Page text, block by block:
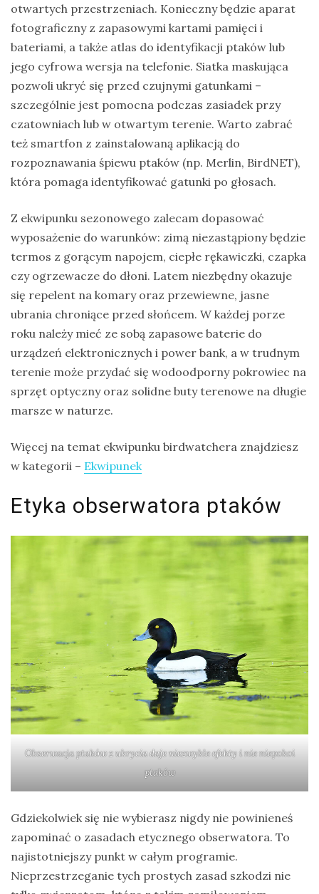
otwartych przestrzeniach. Konieczny będzie aparat
fotograficzny z zapasowymi kartami pamięci i
bateriami, a także atlas do identyfikacji ptaków lub
jego cyfrowa wersja na telefonie. Siatka maskująca
pozwoli ukryć się przed czujnymi gatunkami –
szczególnie jest pomocna podczas zasiadek przy
czatowniach lub w otwartym terenie. Warto zabrać
też smartfon z zainstalowaną aplikacją do
rozpoznawania śpiewu ptaków (np. Merlin, BirdNET),
która pomaga identyfikować gatunki po głosach.
Z ekwipunku sezonowego zalecam dopasować
wyposażenie do warunków: zimą niezastąpiony będzie
termos z gorącym napojem, ciepłe rękawiczki, czapka
czy ogrzewacze do dłoni. Latem niezbędny okazuje
się repelent na komary oraz przewiewne, jasne
ubrania chroniące przed słońcem. W każdej porze
roku należy mieć ze sobą zapasowe baterie do
urządzeń elektronicznych i power bank, a w trudnym
terenie może przydać się wodoodporny pokrowiec na
sprzęt optyczny oraz solidne buty terenowe na długie
marsze w naturze.
Więcej na temat ekwipunku birdwatchera znajdziesz
w kategorii – Ekwipunek
Etyka obserwatora ptaków
Obserwacja ptaków z ukrycia daje niezwykłe efekty i nie niepokoi
ptaków
Gdziekolwiek się nie wybierasz nigdy nie powinieneś
zapominać o zasadach etycznego obserwatora. To
najistotniejszy punkt w całym programie.
Nieprzestrzeganie tych prostych zasad szkodzi nie